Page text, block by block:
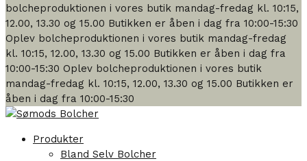
bolcheproduktionen i vores butik mandag-fredag kl. 10:15,
12.00, 13.30 og 15.00 Butikken er åben i dag fra 10:00-15:30
Oplev bolcheproduktionen i vores butik mandag-fredag
kl. 10:15, 12.00, 13.30 og 15.00 Butikken er åben i dag fra
10:00-15:30 Oplev bolcheproduktionen i vores butik
mandag-fredag kl. 10:15, 12.00, 13.30 og 15.00 Butikken er
åben i dag fra 10:00-15:30
Produkter
Bland Selv Bolcher